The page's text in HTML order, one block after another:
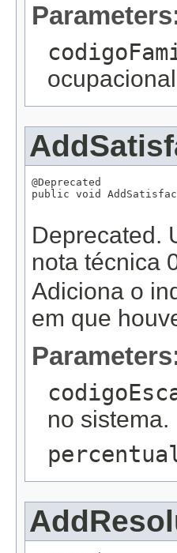
@Deprecated
public void
Deprecated.
nota técnica
Adiciona o
em que
no sistema.